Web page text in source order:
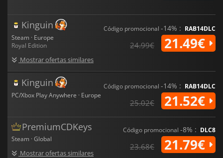
Kinguin
Steam · Europe
Royal Edition
Mostrar ofertas similares
Código promocional -14% : RAB14DLC
24.99€ 21.49€
Kinguin
PC/Xbox Play Anywhere · Europe
Código promocional -14% : RAB14DLC
25.02€ 21.52€
PremiumCDKeys
Steam · Global
Mostrar ofertas similares
Código promocional -8% : DLC8
23.68€ 21.79€